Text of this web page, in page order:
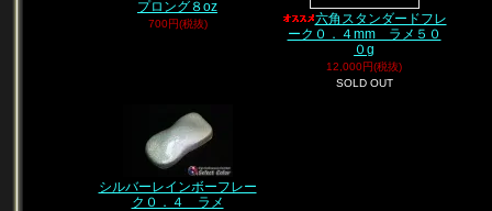
プロング８oz
700円(税抜)
六角スタンダードフレ
ーク０．４mm ラメ５０
０g
12,000円(税抜)
SOLD OUT
シルバーレインボーフレー
ク０．４ ラメ